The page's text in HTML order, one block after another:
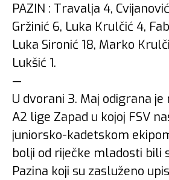
PAZIN : Travalja 4,
Gržinić 6, Luka Krulčić 4,
Luka Sironić 18, Marko
Lukšić 1.
—
U dvorani 3. Maj odigrana
A2 lige Zapad u kojoj FSV
juniorsko-kadetskom
bolji od riječke mladosti bili
Pazina koji su zasluženo